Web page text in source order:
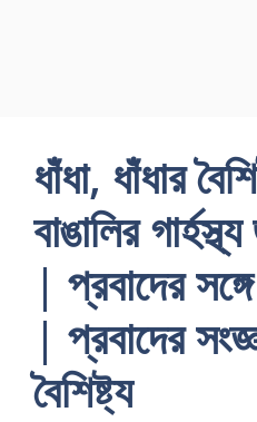
ধাঁধা, ধাঁধার
বাঙালির
| প্রবাদের
| প্রবাদের
বৈশিষ্ট্য